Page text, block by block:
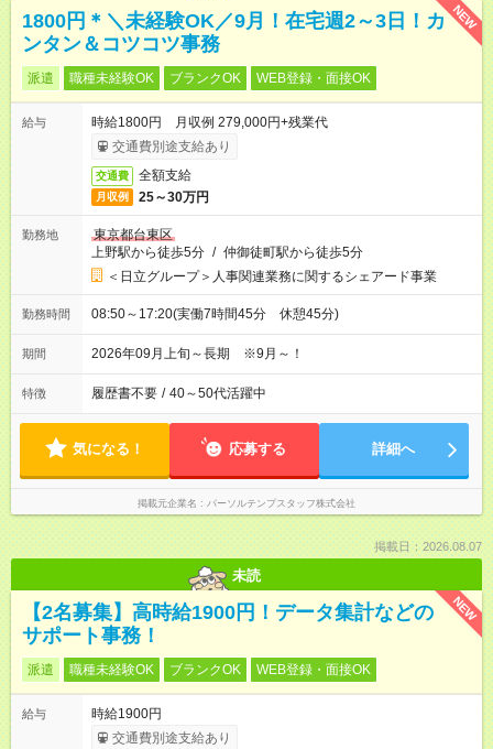
NEW
1800円＊＼未経験OK／9月！在宅週2～3日！カ
ンタン＆コツコツ事務
派遣 職種未経験OK ブランクOK WEB登録・面接OK
給与
時給1800円 月収例 279,000円+残業代
交通費別途支給あり
交通費 全額支給
月収例 25～30万円
勤務地
東京都台東区
上野駅から徒歩5分 / 仲御徒町駅から徒歩5分
＜日立グループ＞人事関連業務に関するシェアード事業
勤務時間 08:50～17:20(実働7時間45分 休憩45分)
期間 2026年09月上旬～長期 ※9月～！
特徴 履歴書不要 / 40～50代活躍中
気になる！ 応募する 詳細へ
掲載元企業名 パーソルテンプスタッフ株式会社
掲載日：2026.08.07
未読
NEW
【2名募集】高時給1900円！データ集計などの
サポート事務！
派遣 職種未経験OK ブランクOK WEB登録・面接OK
給与
時給1900円
交通費別途支給あり